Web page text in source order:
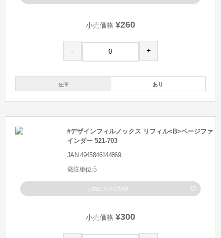
小売価格 ¥260
- +
在庫 あり
#デザインフィルノックス リフィル<B>ページファ
インダー 521-703
JAN:4945846144869
発注単位:5
お気に入りに登録
小売価格 ¥300